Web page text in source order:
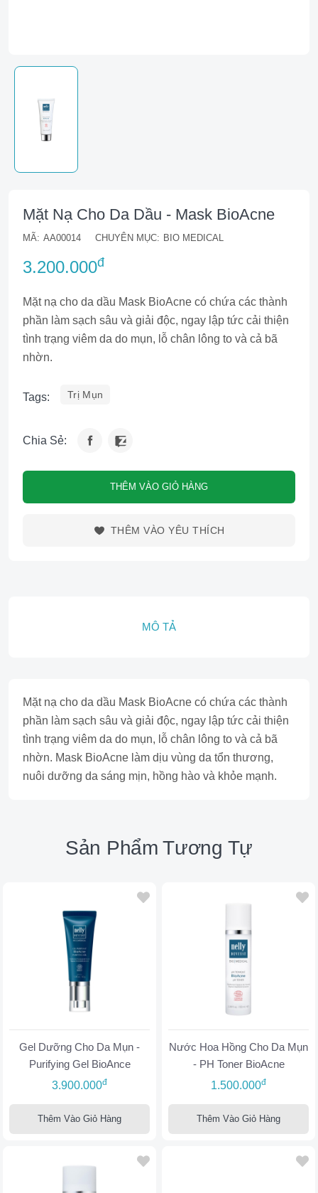
Mặt Nạ Cho Da Dầu - Mask BioAcne
MÃ: AA00014 CHUYÊN MỤC: BIO MEDICAL
3.200.000đ
Mặt nạ cho da dầu Mask BioAcne có chứa các thành
phần làm sạch sâu và giải độc, ngay lập tức cải thiện
tình trạng viêm da do mụn, lỗ chân lông to và cả bã
nhờn.
Tags: Trị Mụn
Chia Sẻ:
THÊM VÀO GIỎ HÀNG
THÊM VÀO YÊU THÍCH
MÔ TẢ
Mặt nạ cho da dầu Mask BioAcne có chứa các thành
phần làm sạch sâu và giải độc, ngay lập tức cải thiện
tình trạng viêm da do mụn, lỗ chân lông to và cả bã
nhờn. Mask BioAcne làm dịu vùng da tổn thương,
nuôi dưỡng da sáng mịn, hồng hào và khỏe mạnh.
Sản Phẩm Tương Tự
Gel Dưỡng Cho Da Mụn -
Purifying Gel BioAnce
3.900.000đ
Thêm Vào Giỏ Hàng
Nước Hoa Hồng Cho Da Mụn
- PH Toner BioAcne
1.500.000đ
Thêm Vào Giỏ Hàng